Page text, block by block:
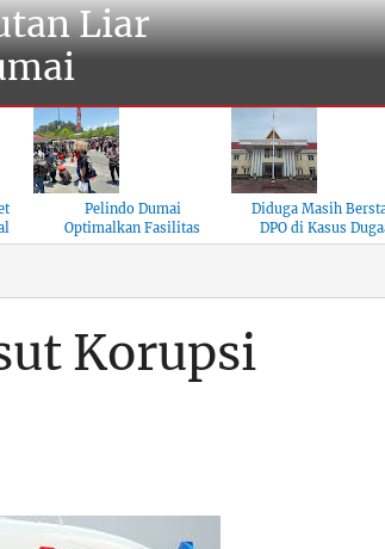
Liar
Pelindo Dumai
Optimalkan Fasilitas
untuk Kenyamanan Arus
Diduga Masih
DPO di Kasus
Pemalsuan Paspor,
Korupsi